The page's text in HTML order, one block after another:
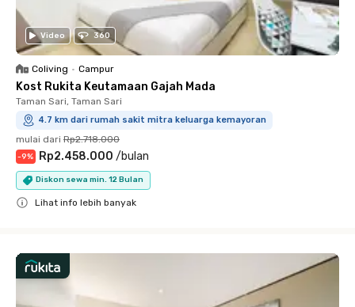
Video 360
Coliving • Campur
Kost Rukita Keutamaan Gajah Mada
Taman Sari, Taman Sari
4.7 km dari rumah sakit mitra keluarga kemayoran
mulai dari Rp2.718.000
-9% Rp2.458.000 /bulan
Diskon sewa min. 12 Bulan
Lihat info lebih banyak